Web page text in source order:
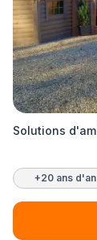
Solutions
+20 ans